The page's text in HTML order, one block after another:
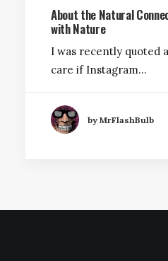
About the Natural
with Nature
I was recently quoted
care if Instagram…
by MrFlashBulb